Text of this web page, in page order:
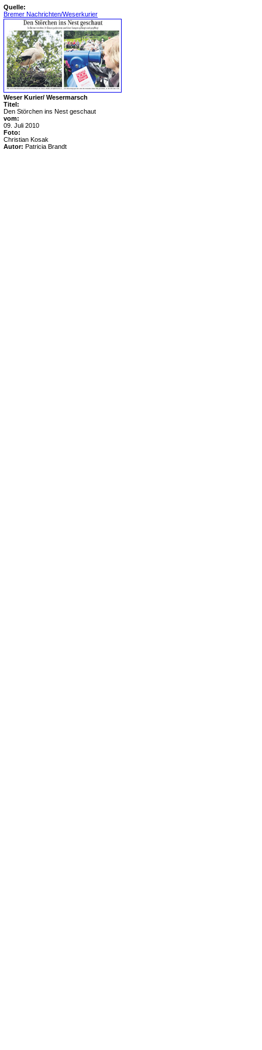
Quelle:
Bremer Nachrichten/Weserkurier
Weser Kurier/ Wesermarsch
Titel:
Den Störchen ins Nest geschaut
vom:
09. Juli 2010
Foto:
Christian Kosak
Autor: Patricia Brandt